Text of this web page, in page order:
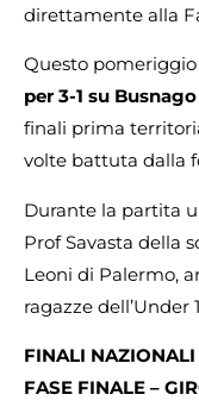
direttamente alla
Questo pomeriggio
per 3-1 su
finali prima
volte battuta dalla
Durante la partita
Prof Savasta della
Leoni di Palermo,
ragazze dell’Under
FINALI
FASE FINALE –